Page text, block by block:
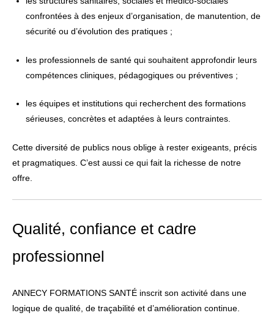
confrontées à des enjeux d’organisation, de manutention, de
sécurité ou d’évolution des pratiques ;
les professionnels de santé qui souhaitent approfondir leurs
compétences cliniques, pédagogiques ou préventives ;
les équipes et institutions qui recherchent des formations
sérieuses, concrètes et adaptées à leurs contraintes.
Cette diversité de publics nous oblige à rester exigeants, précis
et pragmatiques. C’est aussi ce qui fait la richesse de notre
offre.
Qualité, confiance et cadre
professionnel
ANNECY FORMATIONS SANTÉ inscrit son activité dans une
logique de qualité, de traçabilité et d’amélioration continue.